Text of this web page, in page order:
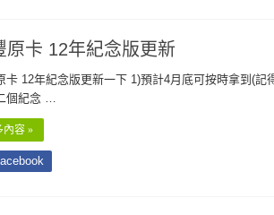
原卡 12年紀念版更新
卡 12年紀念版更新一下 1)預計4月底可按時拿到(
個紀念 …
內容 »